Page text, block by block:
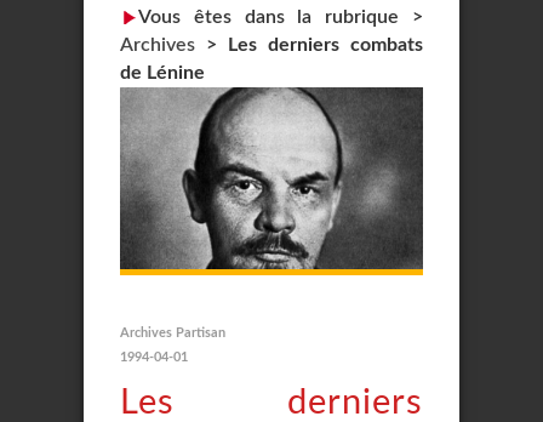
Vous êtes dans la rubrique >
Archives >
Les derniers combats
de Lénine
Archives Partisan
1994-04-01
Les derniers